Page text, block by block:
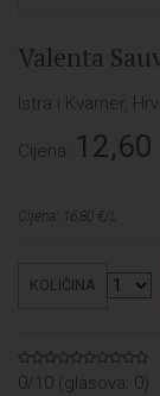
Valenta
Istra i Kvarner,
Cijena: 12,60
Cijena: 16,80 €/L
KOLIČINA
0/10 (glasova: 0)